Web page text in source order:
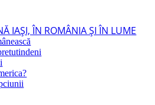
IAŞI, ÎN ROMÂNIA ŞI ÎN LUME